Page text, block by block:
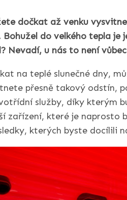
dočkat až venku
do velkého tepla je
Nevadí, u nás to není
na teplé slunečné dny,
přesně takový odstín,
služby, díky kterým
zařízení, které je naprosto
kterých byste docílili